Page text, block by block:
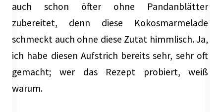
auch schon öfter ohne Pandanblätter
zubereitet, denn diese Kokosmarmelade
schmeckt auch ohne diese Zutat himmlisch. Ja,
ich habe diesen Aufstrich bereits sehr, sehr oft
gemacht; wer das Rezept probiert, weiß
warum.